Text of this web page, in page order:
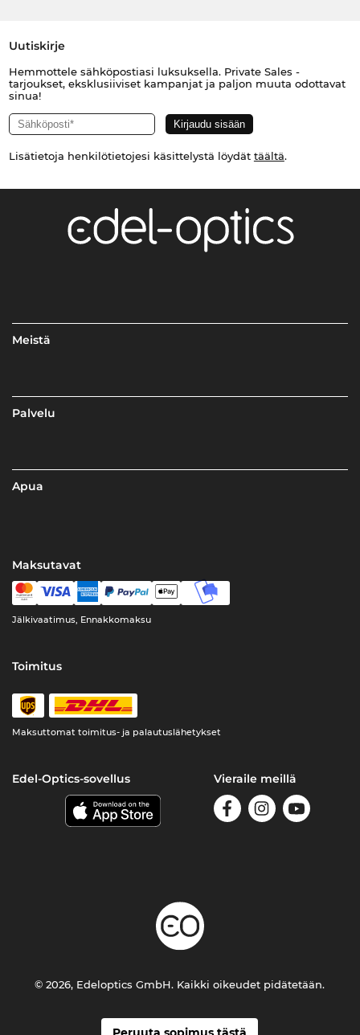
Uutiskirje
Hemmottele sähköpostiasi luksuksella. Private Sales -
tarjoukset, eksklusiiviset kampanjat ja paljon muuta odottavat
sinua!
Lisätietoja henkilötietojesi käsittelystä löydät täältä.
Meistä
Palvelu
Apua
Maksutavat
Jälkivaatimus, Ennakkomaksu
Toimitus
Maksuttomat toimitus- ja palautuslähetykset
Edel-Optics-sovellus Vieraile meillä
© 2026, Edeloptics GmbH. Kaikki oikeudet pidätetään.